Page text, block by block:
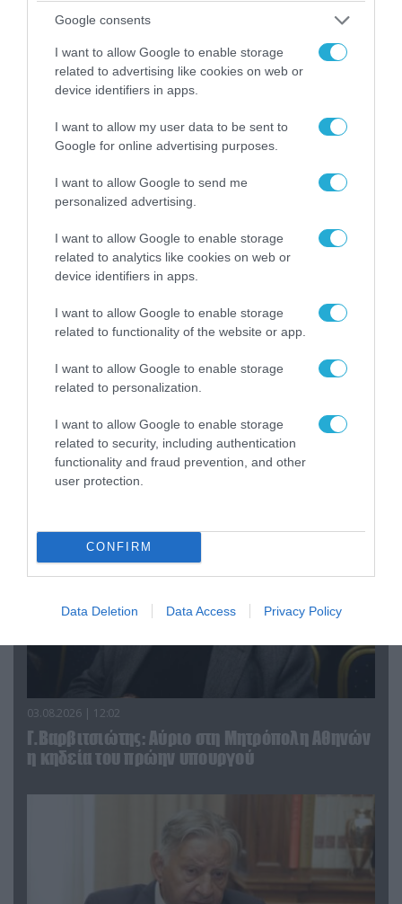
Google consents
I want to allow Google to enable storage
related to advertising like cookies on web or
device identifiers in apps.
I want to allow my user data to be sent to
Google for online advertising purposes.
I want to allow Google to send me
personalized advertising.
I want to allow Google to enable storage
related to analytics like cookies on web or
device identifiers in apps.
I want to allow Google to enable storage
related to functionality of the website or app.
I want to allow Google to enable storage
related to personalization.
I want to allow Google to enable storage
related to security, including authentication
functionality and fraud prevention, and other
user protection.
CONFIRM
Data Deletion Data Access Privacy Policy
03.08.2026 | 19:02
Ξέπλυμα της ανοησίας από τη Α.Γιάμαλη για την
δικαίωμα στο λάθος»
03.08.2026 | 12:02
Η ανάρτηση του Αρκά για την σύγκρουση των
δύο ελικοπτέρων Bell 214ST στην Ψάθα
Αττικής (φωτο)
03.08.2026 | 12:02
Γ.Βαρβιτσιώτης: Aύριο στη Μητρόπολη Αθηνών
η κηδεία του πρώην υπουργού